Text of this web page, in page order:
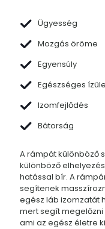
Ügyesség
Mozgás öröme
Egyensúly
Egészséges
Izomfejlődés
Bátorság
A rámpát különböző
különböző
hatással bír. A
segítenek
egész láb izomzatát
mert segít
ami az egész életre